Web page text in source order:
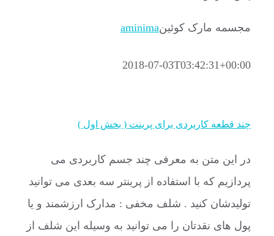
مجسمه مارک کوئینaminima
2018-07-03T03:42:31+00:00
چند قطعه کاربردی برای پرینت ( بخش اول )
در این متن به معرفی چند جسم کاربردی می
پردازیم که با استفاده از پرینتر سه بعدی می توانید
تولیدشان کنید . شلف مخفی : مدارک ارزشمند و یا
پول های نقدتان را می توانید به وسیله این شلف از